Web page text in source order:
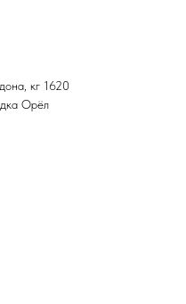
кг 1620
Орёл